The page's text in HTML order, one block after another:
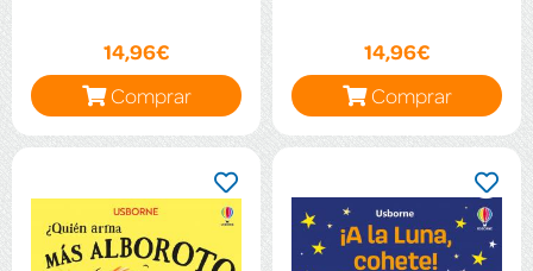
14,96€
Comprar
14,96€
Comprar